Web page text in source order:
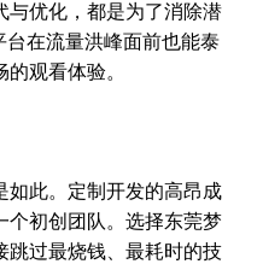
与优化，都是为了消除潜
台在流量洪峰面前也能泰
观看体验。
如此。定制开发的高昂成
个初创团队。选择东莞梦
跳过最烧钱、最耗时的技